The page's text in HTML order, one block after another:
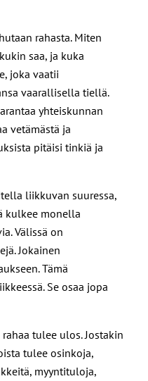
rahasta. Miten
saa, ja kuka
joka vaatii
vaarallisella tiellä.
yhteiskunnan
vetämästä ja
pitäisi tinkiä ja
liikkuvan suuressa,
kulkee monella
Välissä on
Jokainen
Tämä
Se osaa jopa
tulee ulos. Jostakin
tulee osinkoja,
myyntituloja,